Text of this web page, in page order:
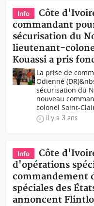
Info
Côte
commandant
sécurisation du
lieutenant-
Kouassi a pris
La prise de
Odienné
sécurisation du
nouveau
colonel Saint-
il y a 3 ans
Info
Côte
d'opérations
commandement
spéciales des
annoncent